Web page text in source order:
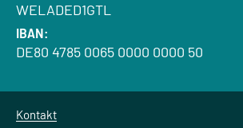
WELADED1GTL
IBAN:
DE80 4785 0065 0000 0000 50
Kontakt